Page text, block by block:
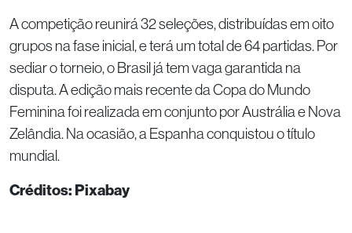
A competição reunirá 32 seleções, distribuídas em oito
grupos na fase inicial, e terá um total de 64 partidas. Por
sediar o torneio, o Brasil já tem vaga garantida na
disputa. A edição mais recente da Copa do Mundo
Feminina foi realizada em conjunto por Austrália e Nova
Zelândia. Na ocasião, a Espanha conquistou o título
mundial.
Créditos: Pixabay